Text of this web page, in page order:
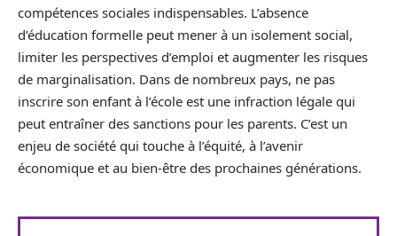
compétences sociales indispensables. L’absence
d’éducation formelle peut mener à un isolement social,
limiter les perspectives d’emploi et augmenter les risques
de marginalisation. Dans de nombreux pays, ne pas
inscrire son enfant à l’école est une infraction légale qui
peut entraîner des sanctions pour les parents. C’est un
enjeu de société qui touche à l’équité, à l’avenir
économique et au bien-être des prochaines générations.